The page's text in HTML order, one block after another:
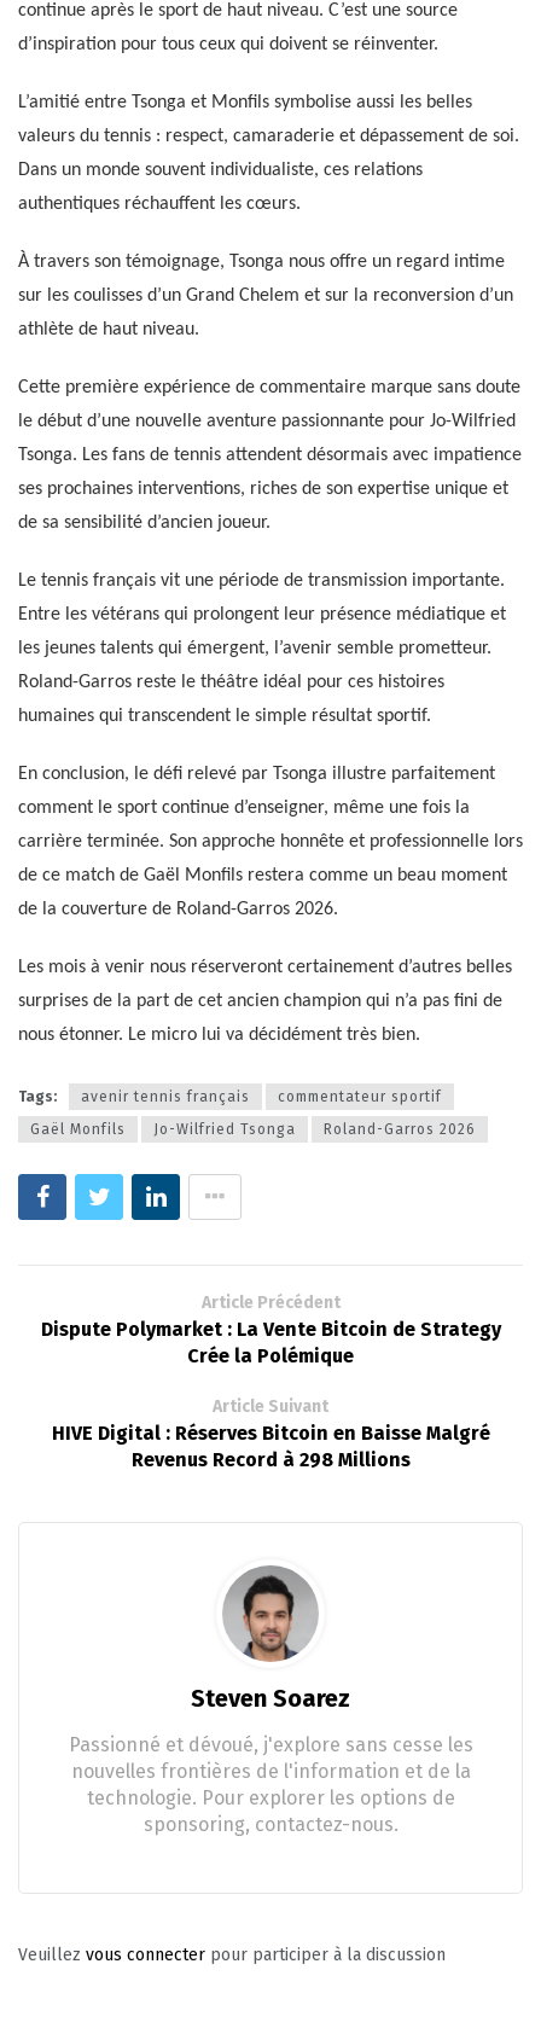
continue après le sport de haut niveau. C’est une source
d’inspiration pour tous ceux qui doivent se réinventer.
L’amitié entre Tsonga et Monfils symbolise aussi les belles
valeurs du tennis : respect, camaraderie et dépassement de soi.
Dans un monde souvent individualiste, ces relations
authentiques réchauffent les cœurs.
À travers son témoignage, Tsonga nous offre un regard intime
sur les coulisses d’un Grand Chelem et sur la reconversion d’un
athlète de haut niveau.
Cette première expérience de commentaire marque sans doute
le début d’une nouvelle aventure passionnante pour Jo-Wilfried
Tsonga. Les fans de tennis attendent désormais avec impatience
ses prochaines interventions, riches de son expertise unique et
de sa sensibilité d’ancien joueur.
Le tennis français vit une période de transmission importante.
Entre les vétérans qui prolongent leur présence médiatique et
les jeunes talents qui émergent, l’avenir semble prometteur.
Roland-Garros reste le théâtre idéal pour ces histoires
humaines qui transcendent le simple résultat sportif.
En conclusion, le défi relevé par Tsonga illustre parfaitement
comment le sport continue d’enseigner, même une fois la
carrière terminée. Son approche honnête et professionnelle lors
de ce match de Gaël Monfils restera comme un beau moment
de la couverture de Roland-Garros 2026.
Les mois à venir nous réserveront certainement d’autres belles
surprises de la part de cet ancien champion qui n’a pas fini de
nous étonner. Le micro lui va décidément très bien.
Tags: avenir tennis français
commentateur sportif
Gaël Monfils
Jo-Wilfried Tsonga Roland-Garros 2026
Article Précédent
Dispute Polymarket : La Vente Bitcoin de Strategy
Crée la Polémique
Article Suivant
HIVE Digital : Réserves Bitcoin en Baisse Malgré
Revenus Record à 298 Millions
Steven Soarez
Passionné et dévoué, j'explore sans cesse les
nouvelles frontières de l'information et de la
technologie. Pour explorer les options de
sponsoring, contactez-nous.
Veuillez vous connecter pour participer à la discussion